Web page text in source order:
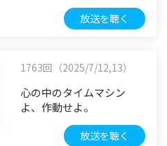
放送を聴く
1763回（2025/7/12,13）
心の中のタイムマシン
よ、作動せよ。
放送を聴く